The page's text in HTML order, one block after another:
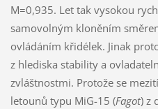
M=0,935. Let tak vysokou
samovolným kloněním
ovládáním křidélek. Jinak
z hlediska stability a
zvláštnostmi. Protože se
letounů typu MiG-15 (Fagot) z